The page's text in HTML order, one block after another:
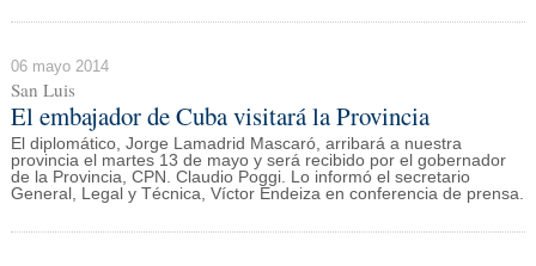
06 mayo 2014
San Luis
El embajador de Cuba visitará la Provincia
El diplomático, Jorge Lamadrid Mascaró, arribará a nuestra
provincia el martes 13 de mayo y será recibido por el gobernador
de la Provincia, CPN. Claudio Poggi. Lo informó el secretario
General, Legal y Técnica, Víctor Endeiza en conferencia de prensa.